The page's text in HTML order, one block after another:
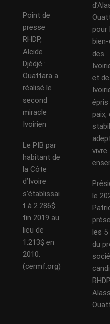
Point de
presse
RHDP,
Alcide
Djédjé :
Ouattara a
réalisé le
second
miracle
Ivoirien
Le PIB par
habitant de
la Côte
d’Ivoire
s’établissai
t à 2.286$
fin 2019 au
lieu de
1.213$ en
2010.
(cermf.org)
pour
des
et
épris
paix,
vivre
le
les 5
du
RHDP